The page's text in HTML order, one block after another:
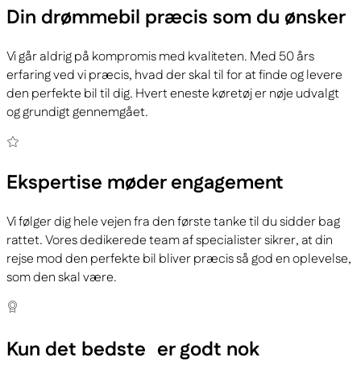
Din drømmebil præcis som du ønsker
Vi går aldrig på kompromis med kvaliteten. Med 50 års
erfaring ved vi præcis, hvad der skal til for at finde og levere
den perfekte bil til dig. Hvert eneste køretøj er nøje udvalgt
og grundigt gennemgået.
Ekspertise møder engagement
Vi følger dig hele vejen fra den første tanke til du sidder bag
rattet. Vores dedikerede team af specialister sikrer, at din
rejse mod den perfekte bil bliver præcis så god en oplevelse,
som den skal være.
Kun det bedste er godt nok